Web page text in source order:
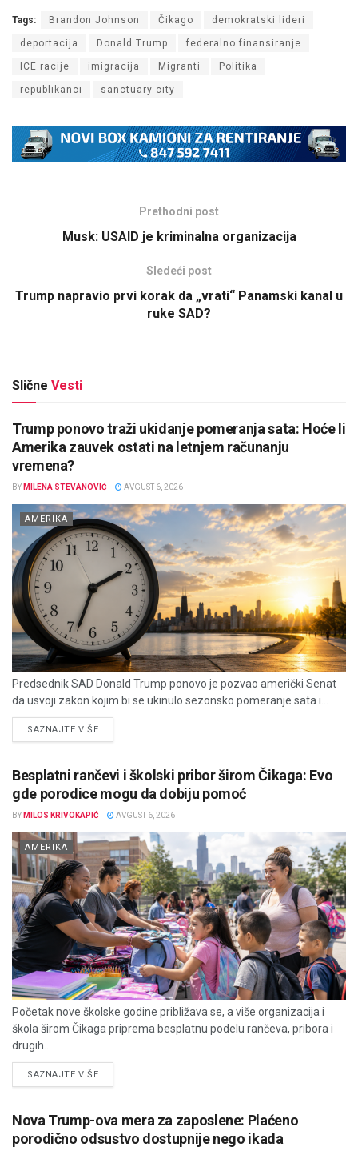
Tags: Brandon Johnson Čikago demokratski lideri
deportacija Donald Trump federalno finansiranje
ICE racije imigracija Migranti Politika
republikanci sanctuary city
Prethodni post
Musk: USAID je kriminalna organizacija
Sledeći post
Trump napravio prvi korak da „vrati“ Panamski kanal u
ruke SAD?
Slične Vesti
Trump ponovo traži ukidanje pomeranja sata: Hoće li
Amerika zauvek ostati na letnjem računanju
vremena?
BY MILENA STEVANOVIĆ AVGUST 6, 2026
AMERIKA
Predsednik SAD Donald Trump ponovo je pozvao američki Senat
da usvoji zakon kojim bi se ukinulo sezonsko pomeranje sata i...
SAZNAJTE VIŠEDETAILS
Besplatni rančevi i školski pribor širom Čikaga: Evo
gde porodice mogu da dobiju pomoć
BY MILOS KRIVOKAPIĆ AVGUST 6, 2026
AMERIKA
Početak nove školske godine približava se, a više organizacija i
škola širom Čikaga priprema besplatnu podelu rančeva, pribora i
drugih...
SAZNAJTE VIŠEDETAILS
Nova Trump-ova mera za zaposlene: Plaćeno
porodično odsustvo dostupnije nego ikada